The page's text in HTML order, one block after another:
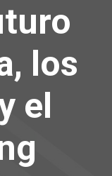
los
el